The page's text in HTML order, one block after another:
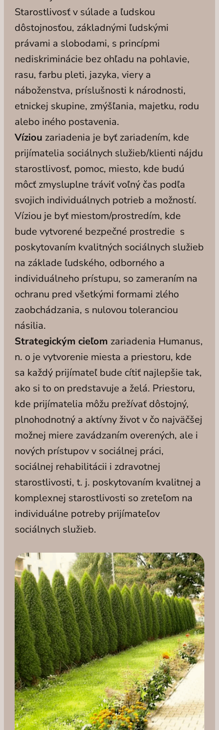
Starostlivosť v súlade a ľudskou
dôstojnosťou, základnými ľudskými
právami a slobodami, s princípmi
nediskriminácie bez ohľadu na pohlavie,
rasu, farbu pleti, jazyka, viery a
náboženstva, príslušnosti k národnosti,
etnickej skupine, zmýšľania, majetku, rodu
alebo iného postavenia.
Víziou zariadenia je byť zariadením, kde
prijímatelia sociálnych služieb/klienti nájdu
starostlivosť, pomoc, miesto, kde budú
môcť zmysluplne tráviť voľný čas podľa
svojich individuálnych potrieb a možností.
Víziou je byť miestom/prostredím, kde
bude vytvorené bezpečné prostredie s
poskytovaním kvalitných sociálnych služieb
na základe ľudského, odborného a
individuálneho prístupu, so zameraním na
ochranu pred všetkými formami zlého
zaobchádzania, s nulovou toleranciou
násilia.
Strategickým cieľom zariadenia Humanus,
n. o je vytvorenie miesta a priestoru, kde
sa každý prijímateľ bude cítiť najlepšie tak,
ako si to on predstavuje a želá. Priestoru,
kde prijímatelia môžu prežívať dôstojný,
plnohodnotný a aktívny život v čo najväčšej
možnej miere zavádzaním overených, ale i
nových prístupov v sociálnej práci,
sociálnej rehabilitácii i zdravotnej
starostlivosti, t. j. poskytovaním kvalitnej a
komplexnej starostlivosti so zreteľom na
individuálne potreby prijímateľov
sociálnych služieb.